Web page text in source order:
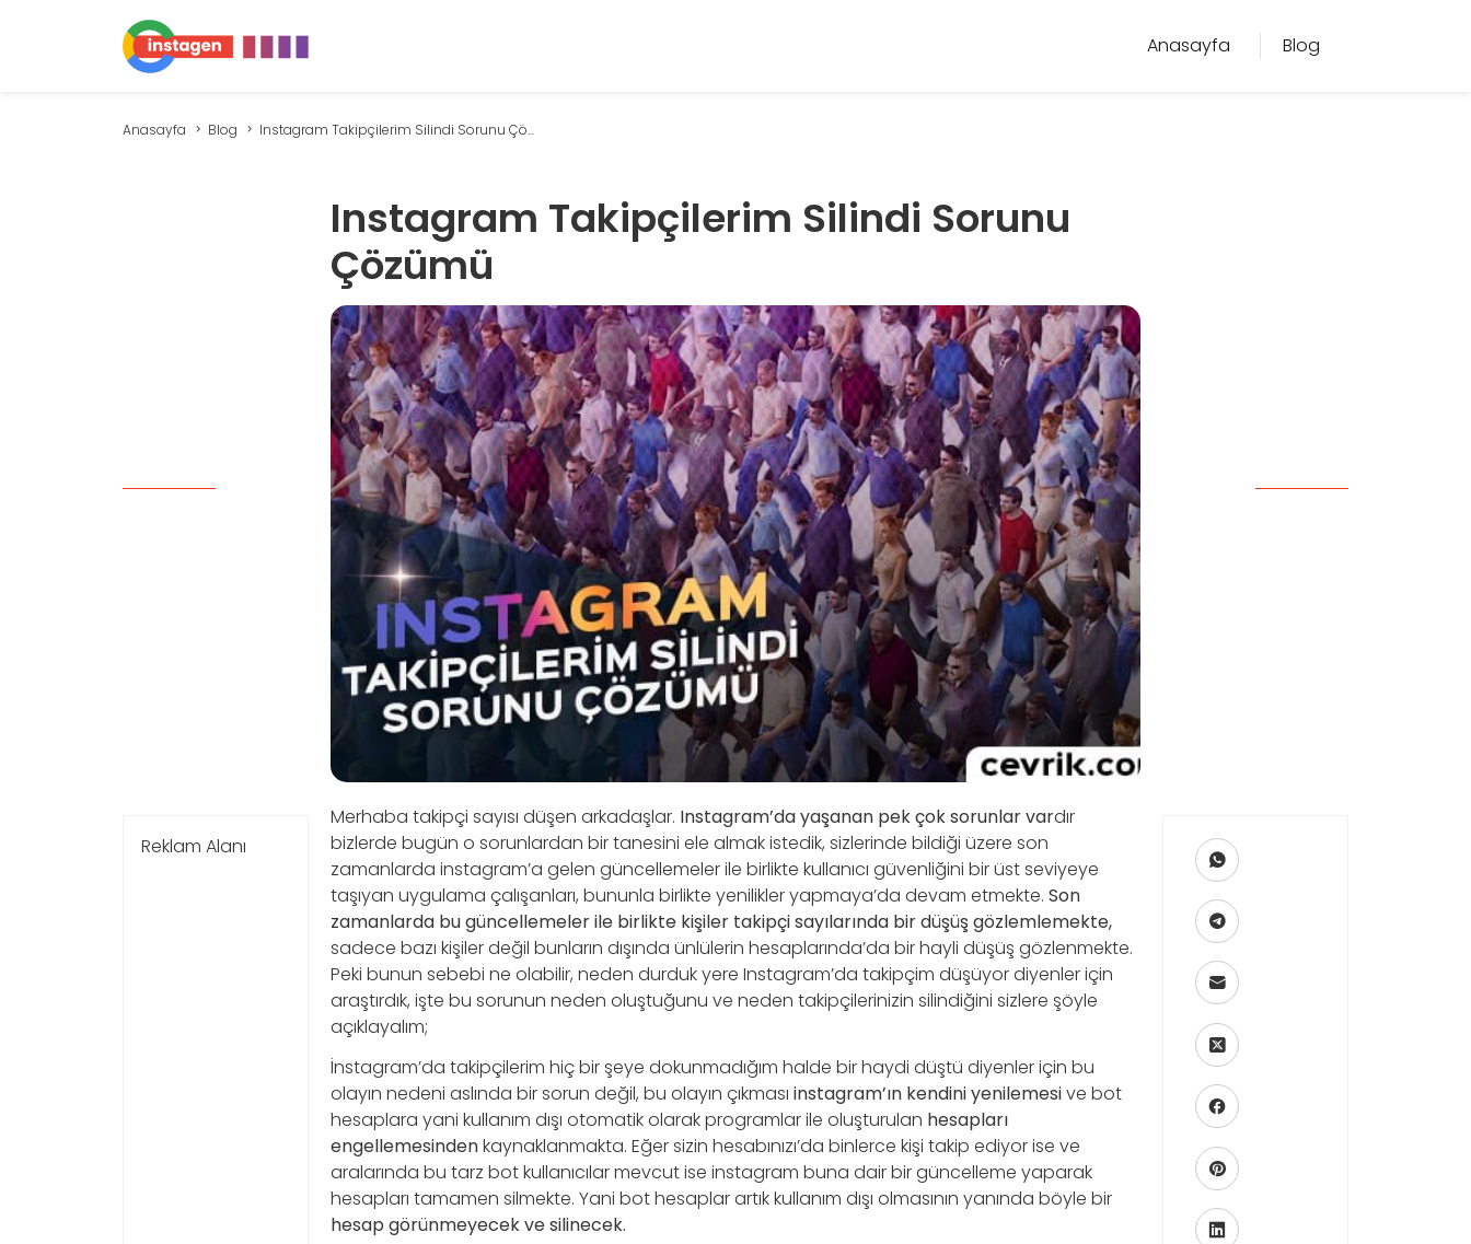
Anasayfa Blog
Anasayfa Blog Instagram Takipçilerim Silindi Sorunu Çö...
Instagram Takipçilerim Silindi Sorunu
Çözümü
Reklam Alanı
Merhaba takipçi sayısı düşen arkadaşlar. Instagram’da yaşanan pek çok sorunlar vardır
bizlerde bugün o sorunlardan bir tanesini ele almak istedik, sizlerinde bildiği üzere son
zamanlarda instagram’a gelen güncellemeler ile birlikte kullanıcı güvenliğini bir üst seviyeye
taşıyan uygulama çalışanları, bununla birlikte yenilikler yapmaya’da devam etmekte. Son
zamanlarda bu güncellemeler ile birlikte kişiler takipçi sayılarında bir düşüş gözlemlemekte,
sadece bazı kişiler değil bunların dışında ünlülerin hesaplarında’da bir hayli düşüş gözlenmekte.
Peki bunun sebebi ne olabilir, neden durduk yere Instagram’da takipçim düşüyor diyenler için
araştırdık, işte bu sorunun neden oluştuğunu ve neden takipçilerinizin silindiğini sizlere şöyle
açıklayalım;
İnstagram’da takipçilerim hiç bir şeye dokunmadığım halde bir haydi düştü diyenler için bu
olayın nedeni aslında bir sorun değil, bu olayın çıkması instagram’ın kendini yenilemesive bot
hesaplara yani kullanım dışı otomatik olarak programlar ile oluşturulan hesapları
engellemesindenkaynaklanmakta. Eğer sizin hesabınızı’da binlerce kişi takip ediyor ise ve
aralarında bu tarz bot kullanıcılar mevcut ise instagram buna dair bir güncelleme yaparak
hesapları tamamen silmekte. Yani bot hesaplar artık kullanım dışı olmasının yanında böyle bir
hesap görünmeyecek ve silinecek.